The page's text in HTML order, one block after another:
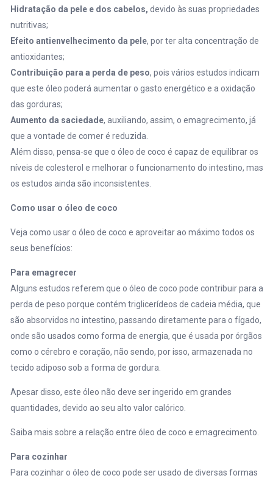
Hidratação da pele e dos cabelos, devido às suas propriedades
nutritivas;
Efeito antienvelhecimento da pele, por ter alta concentração de
antioxidantes;
Contribuição para a perda de peso, pois vários estudos indicam
que este óleo poderá aumentar o gasto energético e a oxidação
das gorduras;
Aumento da saciedade, auxiliando, assim, o emagrecimento, já
que a vontade de comer é reduzida.
Além disso, pensa-se que o óleo de coco é capaz de equilibrar os
níveis de colesterol e melhorar o funcionamento do intestino, mas
os estudos ainda são inconsistentes.
Como usar o óleo de coco
Veja como usar o óleo de coco e aproveitar ao máximo todos os
seus benefícios:
Para emagrecer
Alguns estudos referem que o óleo de coco pode contribuir para a
perda de peso porque contém triglicerídeos de cadeia média, que
são absorvidos no intestino, passando diretamente para o fígado,
onde são usados como forma de energia, que é usada por órgãos
como o cérebro e coração, não sendo, por isso, armazenada no
tecido adiposo sob a forma de gordura.
Apesar disso, este óleo não deve ser ingerido em grandes
quantidades, devido ao seu alto valor calórico.
Saiba mais sobre a relação entre óleo de coco e emagrecimento.
Para cozinhar
Para cozinhar o óleo de coco pode ser usado de diversas formas